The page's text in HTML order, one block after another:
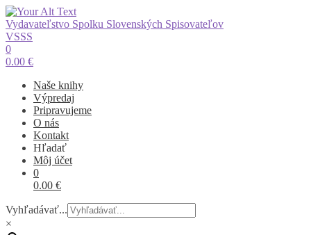
Vydavateľstvo Spolku Slovenských Spisovateľov
VSSS
0
0.00 €
Naše knihy
Výpredaj
Pripravujeme
O nás
Kontakt
Hľadať
Môj účet
0
0.00 €
Vyhľadávať...
×